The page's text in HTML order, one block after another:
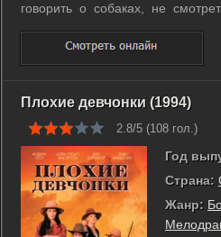
говорить о собаках, не
стороны, и самое главное -
кровать. Для Боба наркотики -
удовольствия, скорее ...
Плохие девчонки (1994)
2.8/5 (108 гол.)
Год
Страна:
Жанр: